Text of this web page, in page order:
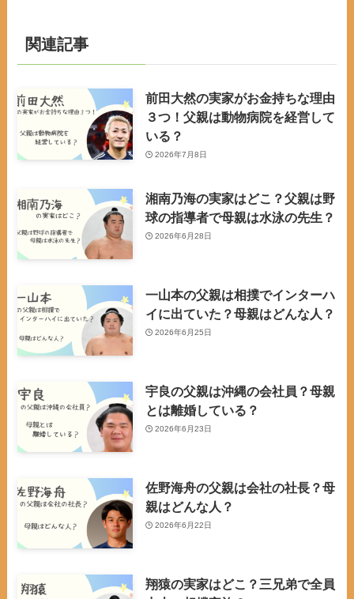
関連記事
前田大然の実家がお金持ちな理由
３つ！父親は動物病院を経営して
いる？
2026年7月8日
湘南乃海の実家はどこ？父親は野
球の指導者で母親は水泳の先生？
2026年6月28日
一山本の父親は相撲でインターハ
イに出ていた？母親はどんな人？
2026年6月25日
宇良の父親は沖縄の会社員？母親
とは離婚している？
2026年6月23日
佐野海舟の父親は会社の社長？母
親はどんな人？
2026年6月22日
翔猿の実家はどこ？三兄弟で全員